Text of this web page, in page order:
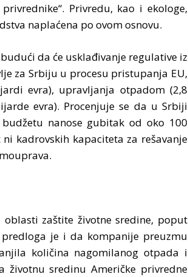
Privredu, kao i ekologe,
naplaćena po ovom osnovu.
da će usklađivanje regulative iz
za Srbiju u procesu pristupanja EU,
evra), upravljanja otpadom (2,8
evra). Procenjuje se da u Srbiji
nanose gubitak od oko 100
kadrovskih kapaciteta za rešavanje
zaštite životne sredine, poput
je i da kompanije preuzmu
količina nagomilanog otpada i
životnu sredinu Američke privredne